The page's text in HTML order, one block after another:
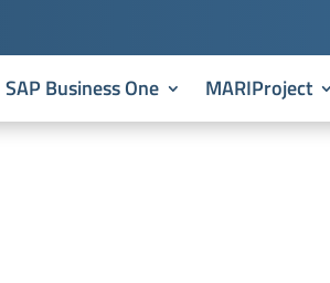
SAP Business One MARIProject